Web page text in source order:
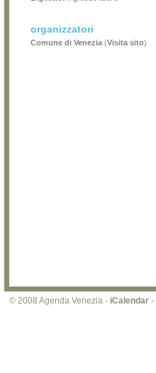
organizzatori
Comune di Venezia (Visita sito)
© 2008 Agenda Venezia - iCalendar -